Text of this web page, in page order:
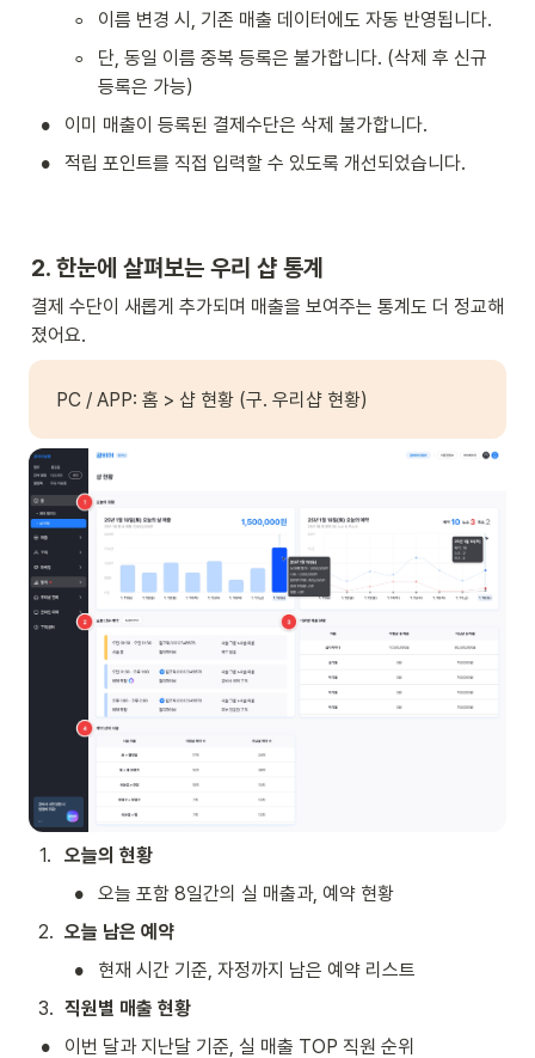
◦ 이름 변경 시, 기존 매출 데이터에도 자동 반영됩니다.
◦
단, 동일 이름 중복 등록은 불가합니다. (삭제 후 신규
등록은 가능)
• 이미 매출이 등록된 결제수단은 삭제 불가합니다.
• 적립 포인트를 직접 입력할 수 있도록 개선되었습니다.
2. 한눈에 살펴보는 우리 샵 통계
결제 수단이 새롭게 추가되며 매출을 보여주는 통계도 더 정교해
졌어요.
PC / APP: 홈 > 샵 현황 (구. 우리샵 현황)
1. 오늘의 현황
•
오늘 포함 8일간의 실 매출과, 예약 현황
2. 오늘 남은 예약
•
현재 시간 기준, 자정까지 남은 예약 리스트
3. 직원별 매출 현황
• 이번 달과 지난달 기준, 실 매출 TOP 직원 순위